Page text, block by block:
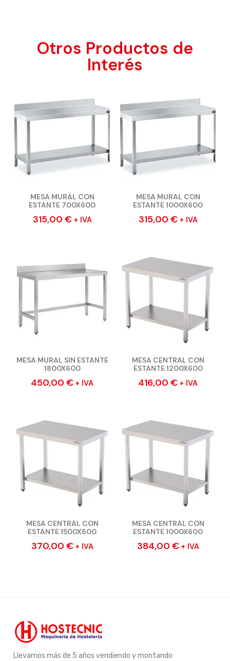
Otros Productos de
Interés
MESA MURAL CON
ESTANTE 700X600
315,00 € + IVA
MESA MURAL CON
ESTANTE 1000X600
315,00 € + IVA
MESA MURAL SIN ESTANTE
1800X600
450,00 € + IVA
MESA CENTRAL CON
ESTANTE 1200X600
416,00 € + IVA
MESA CENTRAL CON
ESTANTE 1500X600
370,00 € + IVA
MESA CENTRAL CON
ESTANTE 1000X600
384,00 € + IVA
Llevamos más de 5 años vendiendo y montando